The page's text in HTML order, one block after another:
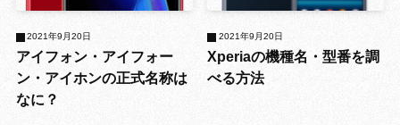
アイフォン・アイフォー
ン・アイホンの正式名称は
なに？
2021年9月20日
Xperiaの機種名・型番を調
べる方法
2021年9月20日